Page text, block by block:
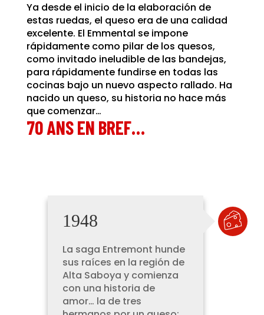
Ya desde el inicio de la elaboración de
estas ruedas, el queso era de una calidad
excelente. El Emmental se impone
rápidamente como pilar de los quesos,
como invitado ineludible de las bandejas,
para rápidamente fundirse en todas las
cocinas bajo un nuevo aspecto rallado. Ha
nacido un queso, su historia no hace más
que comenzar…
70 ANS EN BREF…
1948
La saga Entremont hunde
sus raíces en la región de
Alta Saboya y comienza
con una historia de
amor… la de tres